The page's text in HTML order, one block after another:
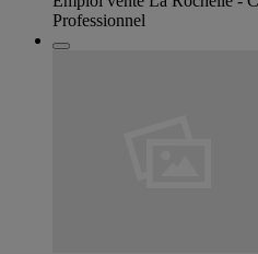
Professionnel